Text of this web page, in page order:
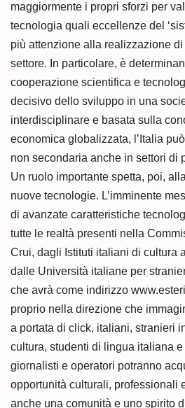
maggiormente i propri sforzi per
tecnologia quali eccellenze del
più attenzione alla realizzazione
settore. In particolare, è
cooperazione scientifica e
decisivo dello sviluppo in una
interdisciplinare e basata sulla
economica globalizzata, l’Italia
non secondaria anche in settori di
Un ruolo importante spetta, poi,
nuove tecnologie. L’imminente
di avanzate caratteristiche
tutte le realtà presenti nella
Crui, dagli Istituti italiani di cultura
dalle Università italiane per
che avrà come indirizzo
proprio nella direzione che
a portata di click, italiani, stranieri
cultura, studenti di lingua italiana
giornalisti e operatori potranno
opportunità culturali, professionali
anche una comunità e uno spirito